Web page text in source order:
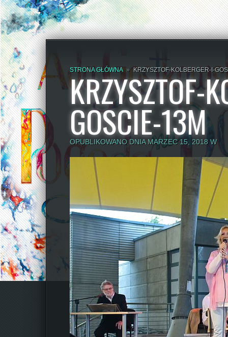
STRONA GŁÓWNA » KRZYSZTOF-KOLBERGER-I-
KRZYSZTOF-
GOSCIE-13M
OPUBLIKOWANO DNIA MARZEC 15, 2018 W